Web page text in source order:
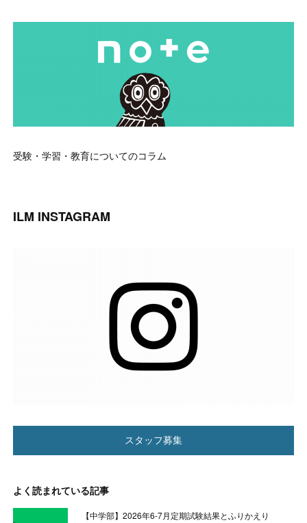
受験・学習・教育についてのコラム
ILM INSTAGRAM
スタッフ募集
よく読まれている記事
【中学部】2026年6-7月定期試験結果とふりかえり